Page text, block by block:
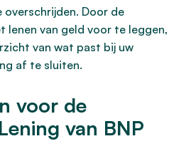
Door de
lenen van geld voor te leggen,
van wat past bij uw
af te sluiten.
voor de
van BNP